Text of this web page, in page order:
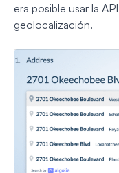
era posible usar la
geolocalización.